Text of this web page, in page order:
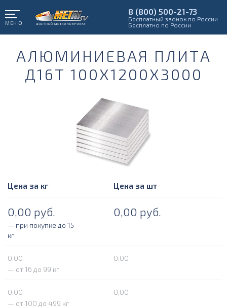
МЕНЮ
8 (800) 500-21-73
Бесплатный звонок по России
Бесплатно по России
АЛЮМИНИЕВАЯ ПЛИТА
Д16Т 100Х1200Х3000
Цена за кг Цена за шт
0,00 руб. 0,00 руб.
— при покупке до 15
кг
0,00
0,00
— от 16 до 99 кг
0,00
0,00
— от 100 до 499 кг